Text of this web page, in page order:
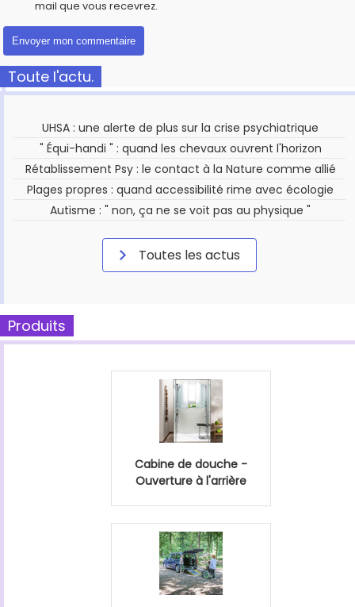
mail que vous recevrez.
Toute l'actu.
UHSA : une alerte de plus sur la crise psychiatrique
" Équi-handi " : quand les chevaux ouvrent l'horizon
Rétablissement Psy : le contact à la Nature comme allié
Plages propres : quand accessibilité rime avec écologie
Autisme : " non, ça ne se voit pas au physique "
Toutes les actus
Produits
Cabine de douche -
Ouverture à l'arrière